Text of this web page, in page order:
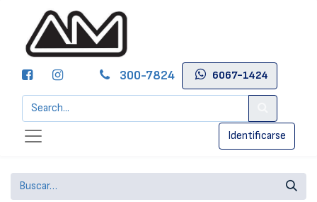
300-7824 6067-1424
Identificarse